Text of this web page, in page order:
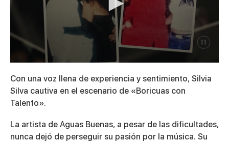
seconds
of
4
minutes,
1
Con una voz llena de experiencia y sentimiento, Silvia
Silva cautiva en el escenario de «Boricuas con
Talento».
La artista de Aguas Buenas, a pesar de las dificultades,
nunca dejó de perseguir su pasión por la música. Su